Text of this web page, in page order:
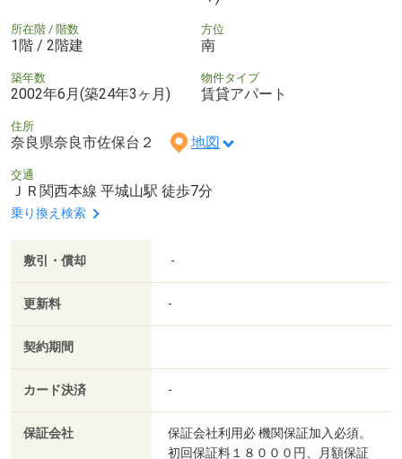
所在階 / 階数
1階 / 2階建
方位
南
築年数
2002年6月(築24年3ヶ月)
物件タイプ
賃貸アパート
住所
奈良県奈良市佐保台２ 地図
交通
ＪＲ関西本線 平城山駅 徒歩7分
乗り換え検索
敷引・償却 -
更新料 -
契約期間
カード決済 -
保証会社
保証会社利用必 機関保証加入必須。
初回保証料１８０００円、月額保証